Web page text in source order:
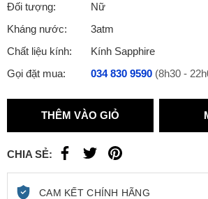
Đối tượng:
Nữ
Kháng nước:
3atm
Chất liệu kính:
Kính Sapphire
Gọi đặt mua:
034 830 9590 (8h30 -
THÊM VÀO GIỎ
CHIA SẺ:
CAM KẾT CHÍNH HÃNG